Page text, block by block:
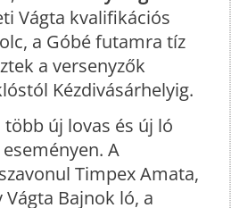
Vágta kvalifikációs
a Góbé futamra tíz
a versenyzők
Kézdivásárhelyig.
új lovas és új ló
A
Timpex Amata,
Vágta Bajnok ló, a